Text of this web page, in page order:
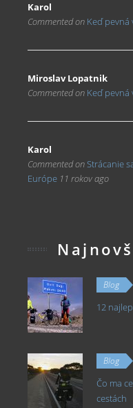
Karol
Commented on Keď
Miroslav Lopatnik
Commented on Keď
Karol
Commented onStrácanie
Európe 11 rokov ago
Blog
12
Blog
Čo ma
cestách